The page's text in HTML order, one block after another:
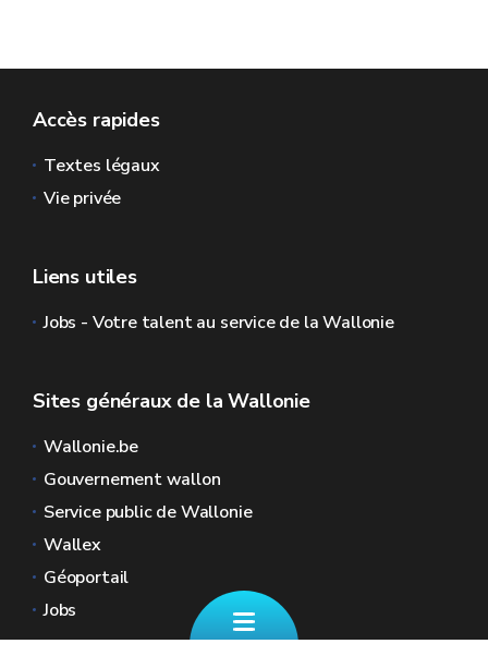
Accès rapides
Textes légaux
Vie privée
Liens utiles
Jobs - Votre talent au service de la Wallonie
Sites généraux de la Wallonie
Wallonie.be
Gouvernement wallon
Service public de Wallonie
Wallex
Géoportail
Jobs